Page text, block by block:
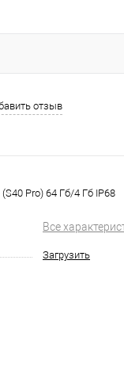
отзыв
Pro) 64 Гб/4 Гб IP68
Все
Загрузить